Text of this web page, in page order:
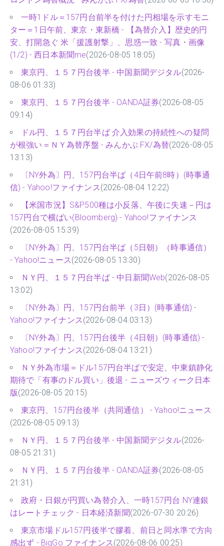
一時1ドル＝157円台前半を付けた円相場を示すモニ
ター＝1日午前、東京・東新橋 - 【為替介入】歴史的円
安、打開急ぐ 米「援護射撃」、思惑一致 - 写真・画像
(1/2) - 西日本新聞me(2026-08-05 18:05)
東京円、１５７円台後半 - 中国新聞デジタル(2026-
08-06 01:33)
東京円、１５７円台後半 - OANDA証券(2026-08-05
09:14)
ドル円、１５７円台半ば 介入効果の持続性への疑問
が根強い＝ＮＹ為替序盤 - みんかぶ FX/為替(2026-08-05
13:13)
〔NY外為〕円、157円台半ば（4日午前8時）(時事通
信) - Yahoo!ファイナンス(2026-08-04 12:22)
【米国市況】S&P500種は小反落、午後に失速－円は
157円台で横ばい(Bloomberg) - Yahoo!ファイナンス
(2026-08-05 15:39)
〔NY外為〕円、157円台半ば（5日朝）（時事通信）
- Yahoo!ニュース(2026-08-05 13:30)
ＮＹ円、１５７円台半ば - 中日新聞Web(2026-08-05
13:02)
〔NY外為〕円、157円台前半（3日）(時事通信) -
Yahoo!ファイナンス(2026-08-04 03:13)
〔NY外為〕円、157円台後半（4日朝）(時事通信) -
Yahoo!ファイナンス(2026-08-04 13:21)
ＮＹ外為市場＝ドル157円台半ばで安定、中東鎮静化
期待で「有事のドル買い」後退 - ニューズウィーク日本
版(2026-08-05 20:15)
東京円、157円台後半（共同通信） - Yahoo!ニュース
(2026-08-05 09:13)
ＮＹ円、１５７円台後半 - 中国新聞デジタル(2026-
08-05 21:31)
ＮＹ円、１５７円台後半 - OANDA証券(2026-08-05
21:31)
政府・日銀が円買い為替介入、一時157円台 NY連銀
はレートチェック - 日本経済新聞(2026-07-30 20:26)
東京市場ドル157円後半で膠着、前日と同水準で方向
感出ず - BigGo ファイナンス(2026-08-06 00:25)